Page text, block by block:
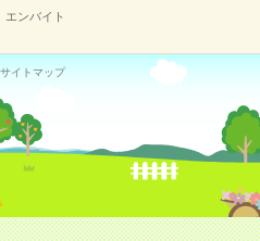
エンバイト
サイトマップ